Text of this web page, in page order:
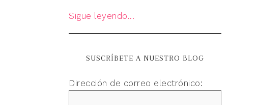
Sigue leyendo...
SUSCRÍBETE A NUESTRO BLOG
Dirección de correo electrónico: